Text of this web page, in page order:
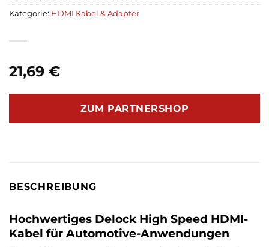
21,69 €
ZUM PARTNERSHOP
Kategorie: HDMI Kabel & Adapter
BESCHREIBUNG
Hochwertiges Delock High Speed HDMI-
Kabel für Automotive-Anwendungen